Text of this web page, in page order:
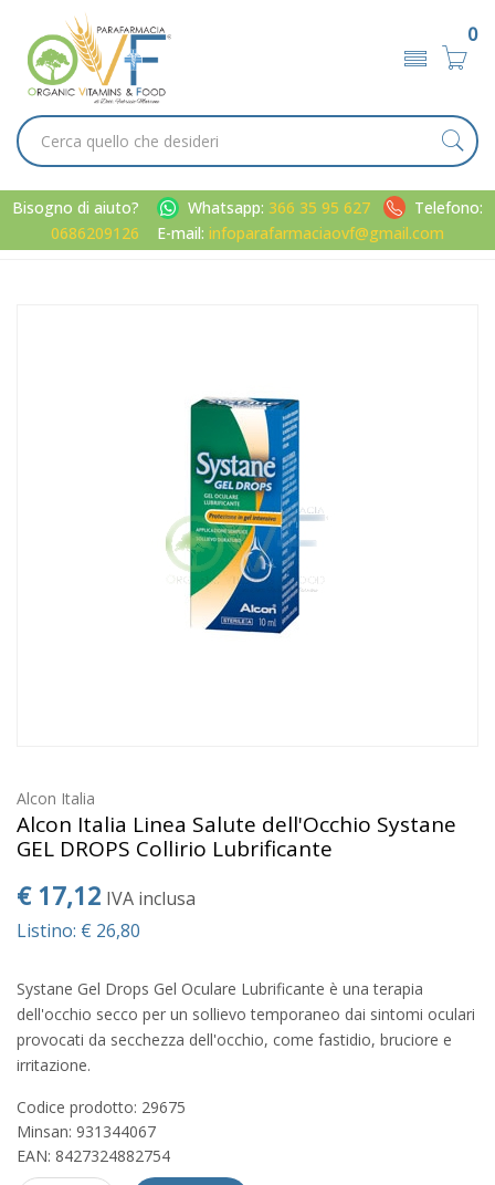
0
Bisogno di aiuto? Whatsapp: 366 35 95 627
Telefono:
0686209126
E-mail: infoparafarmaciaovf@gmail.com
Alcon Italia
Alcon Italia Linea Salute dell'Occhio Systane
GEL DROPS Collirio Lubrificante
€ 17,12 IVA inclusa
Listino: € 26,80
Systane Gel Drops Gel Oculare Lubrificante è una terapia
dell'occhio secco per un sollievo temporaneo dai sintomi oculari
provocati da secchezza dell'occhio, come fastidio, bruciore e
irritazione.
Codice prodotto: 29675
Minsan: 931344067
EAN: 8427324882754